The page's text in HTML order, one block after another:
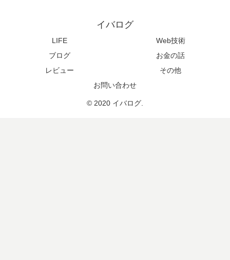
イバログ
LIFE
Web技術
ブログ
お金の話
レビュー
その他
お問い合わせ
© 2020 イバログ.